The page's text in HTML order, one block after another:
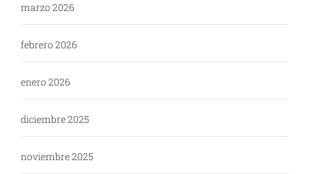
marzo 2026
febrero 2026
enero 2026
diciembre 2025
noviembre 2025